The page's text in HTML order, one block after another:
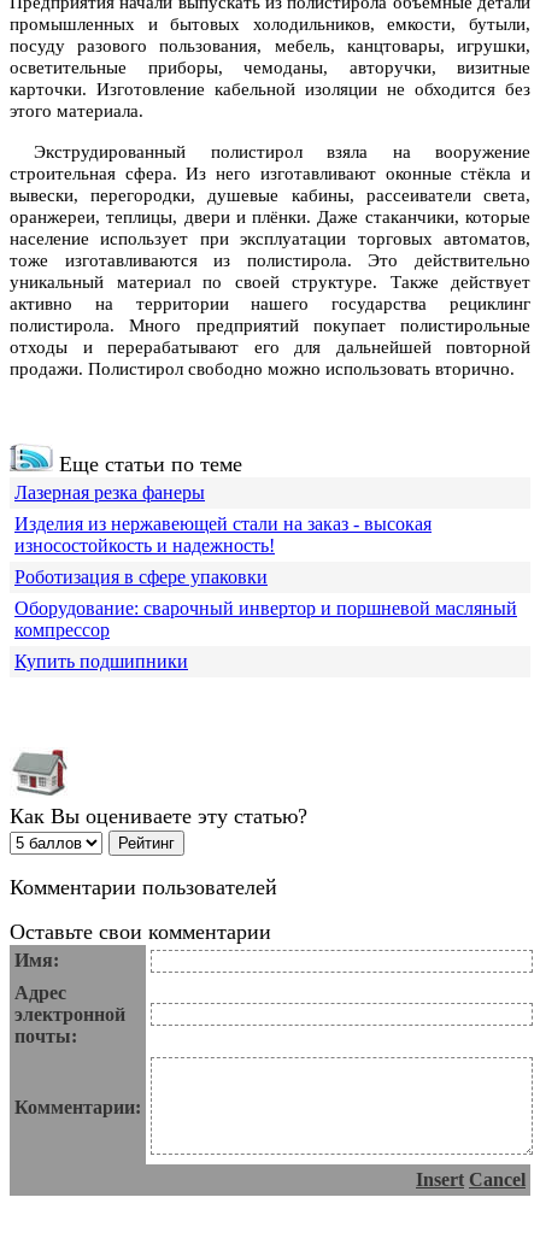
промышленных и бытовых холодильников, емкости, бутыли,
посуду разового пользования, мебель, канцтовары, игрушки,
осветительные приборы, чемоданы, авторучки, визитные
карточки. Изготовление кабельной изоляции не обходится без
этого материала.
Экструдированный полистирол взяла на вооружение
строительная сфера. Из него изготавливают оконные стёкла и
вывески, перегородки, душевые кабины, рассеиватели света,
оранжереи, теплицы, двери и плёнки. Даже стаканчики, которые
население использует при эксплуатации торговых автоматов,
тоже изготавливаются из полистирола. Это действительно
уникальный материал по своей структуре. Также действует
активно на территории нашего государства рециклинг
полистирола. Много предприятий покупает полистирольные
отходы и перерабатывают его для дальнейшей повторной
продажи. Полистирол свободно можно использовать вторично.
Еще статьи по теме
Лазерная резка фанеры
Изделия из нержавеющей стали на заказ - высокая
износостойкость и надежность!
Роботизация в сфере упаковки
Оборудование: сварочный инвертор и поршневой масляный
компрессор
Купить подшипники
Как Вы оцениваете эту статью?
Комментарии пользователей
Оставьте свои комментарии
Имя:
Адрес
электронной
почты:
Комментарии:
Insert Cancel